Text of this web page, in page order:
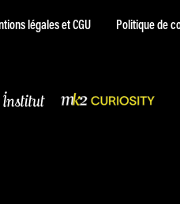
légales et CGU Politique de